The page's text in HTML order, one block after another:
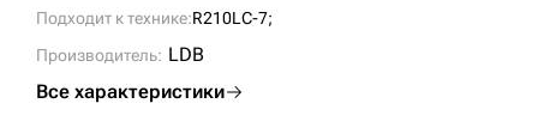
Подходит к технике:R210LC-7;
Производитель: LDB
Все характеристики